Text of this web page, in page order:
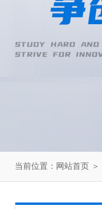
当前位置： 网站首页 ＞